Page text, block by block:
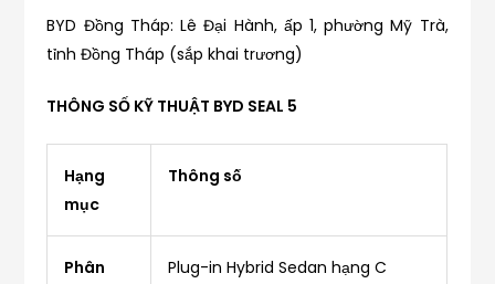
BYD Đồng Tháp: Lê Đại Hành, ấp 1, phường Mỹ Trà,
tỉnh Đồng Tháp (sắp khai trương)
THÔNG SỐ KỸ THUẬT BYD SEAL 5
Hạng
mục
Thông số
Phân
Plug-in Hybrid Sedan hạng C